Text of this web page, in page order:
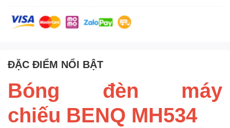
ĐẶC ĐIỂM NỔI BẬT
Bóng đèn máy
chiếu BENQ MH534